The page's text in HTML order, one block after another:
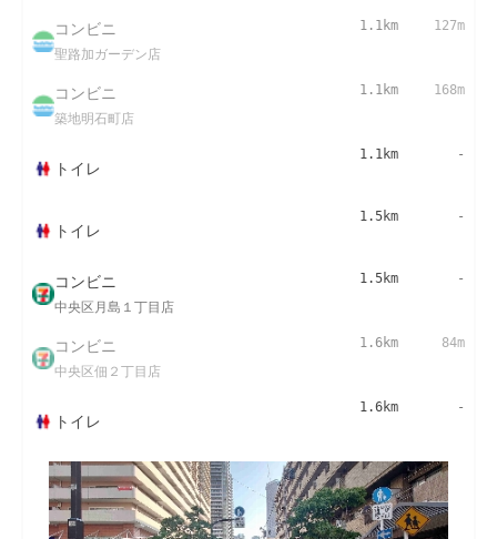
コンビニ
聖路加ガーデン店
1.1km 127m
コンビニ
築地明石町店
1.1km 168m
トイレ
1.1km -
トイレ
1.5km -
コンビニ
中央区月島１丁目店
1.5km -
コンビニ
中央区佃２丁目店
1.6km 84m
トイレ
1.6km -